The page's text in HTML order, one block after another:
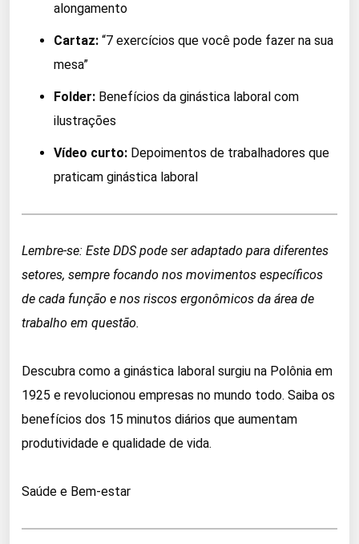
alongamento
Cartaz: “7 exercícios que você pode fazer na sua
mesa”
Folder: Benefícios da ginástica laboral com
ilustrações
Vídeo curto: Depoimentos de trabalhadores que
praticam ginástica laboral
Lembre-se: Este DDS pode ser adaptado para diferentes
setores, sempre focando nos movimentos específicos
de cada função e nos riscos ergonômicos da área de
trabalho em questão.
Descubra como a ginástica laboral surgiu na Polônia em
1925 e revolucionou empresas no mundo todo. Saiba os
benefícios dos 15 minutos diários que aumentam
produtividade e qualidade de vida.
Saúde e Bem-estar